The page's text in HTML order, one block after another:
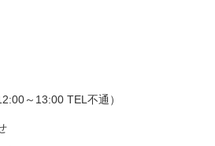
～13:00 TEL不通）